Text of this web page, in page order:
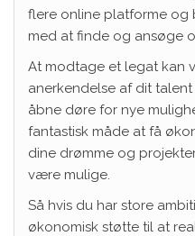
flere online platforme og
med at finde og ansøge
At modtage et legat kan
anerkendelse af dit
åbne døre for nye
fantastisk måde at få
dine drømme og
være mulige.
Så hvis du har store
økonomisk støtte til at